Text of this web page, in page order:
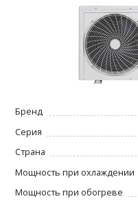
Бренд
Серия
Страна
Мощность при охлаждении
Мощность при обогреве